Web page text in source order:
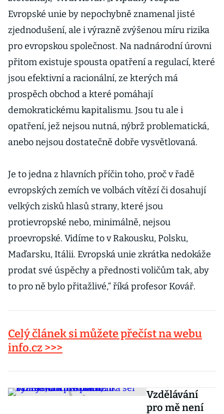
Evropské unie by nepochybně znamenal jisté
zjednodušení, ale i výrazně zvýšenou míru rizika
pro evropskou společnost. Na nadnárodní úrovni
přitom existuje spousta opatření a regulací, které
jsou efektivní a racionální, ze kterých má
prospěch obchod a které pomáhají
demokratickému kapitalismu. Jsou tu ale i
opatření, jež nejsou nutná, nýbrž problematická,
anebo nejsou dostatečně dobře vysvětlovaná.
Je to jedna z hlavních příčin toho, proč v řadě
evropských zemích ve volbách vítězí či dosahují
velkých zisků hlasů strany, které jsou
protievropské nebo, minimálně, nejsou
proevropské. Vidíme to v Rakousku, Polsku,
Maďarsku, Itálii. Evropská unie zkrátka nedokáže
prodat své úspěchy a přednosti voličům tak, aby
to pro ně bylo přitažlivé,“ říká profesor Kovář.
Celý článek si můžete přečíst na webu
info.cz >>>
Vzdělávání
pro mě není